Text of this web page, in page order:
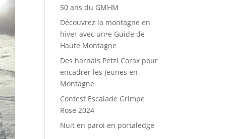
50 ans du GMHM
Découvrez la montagne en
hiver avec un•e Guide de
Haute Montagne
Des harnais Petzl Corax pour
encadrer les Jeunes en
Montagne
Contest Escalade Grimpe
Rose 2024
Nuit en paroi en portaledge